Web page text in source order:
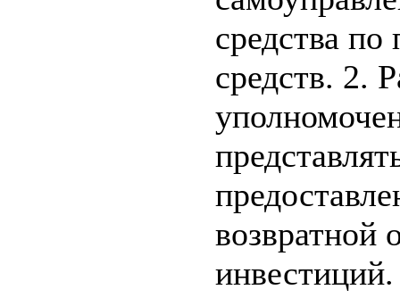
средства
средств. 2.
возвратной